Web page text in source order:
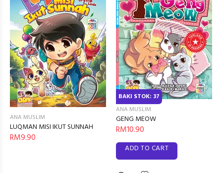
ANA MUSLIM
LUQMAN MISI IKUT SUNNAH
RM9.90
BAKI STOK: 37
ANA MUSLIM
GENG MEOW
RM10.90
ADD TO CART